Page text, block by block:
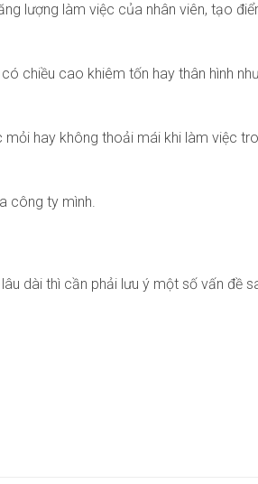
lượng làm việc của nhân viên, tạo
chiều cao khiêm tốn hay thân hình
hay không thoải mái khi làm việc
công ty mình.
dài thì cần phải lưu ý một số vấn đề